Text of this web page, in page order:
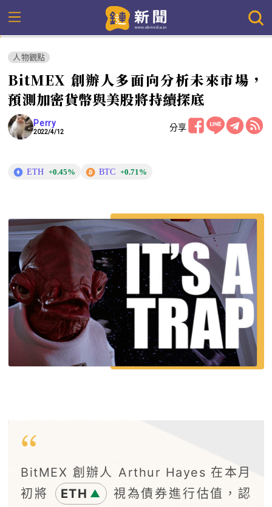
人物觀點
BitMEX 創辦人多面向分析未來市場，
預測加密貨幣與美股將持續探底
Perry
2022/4/12 分享
ETH +0.45% BTC +0.71%
BitMEX 創辦人 Arthur Hayes 在本月
初將
ETH ▲
視為債券進行估值，認